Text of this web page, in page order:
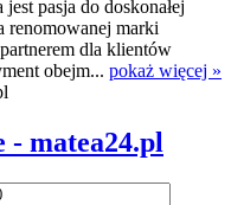
pasja do doskonałej
renomowanej marki
dla klientów
obejm... pokaż więcej »
- matea24.pl